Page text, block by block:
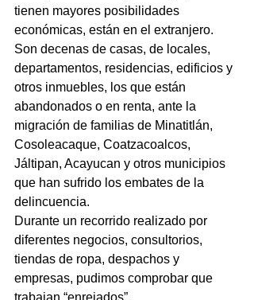
tienen mayores posibilidades
económicas, están en el extranjero.
Son decenas de casas, de locales,
departamentos, residencias, edificios y
otros inmuebles, los que están
abandonados o en renta, ante la
migración de familias de Minatitlán,
Cosoleacaque, Coatzacoalcos,
Jáltipan, Acayucan y otros municipios
que han sufrido los embates de la
delincuencia.
Durante un recorrido realizado por
diferentes negocios, consultorios,
tiendas de ropa, despachos y
empresas, pudimos comprobar que